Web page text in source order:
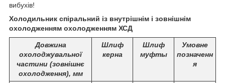
вибухів!
Холодильник спіральний із внутрішнім і зовнішнім
охолодженням охолодженням ХСД
Довжина
охолоджувальної
частини (зовнішнє
охолодження), мм
Шлиф
керна
Шлиф
муфты
Умовне
позначенн
я